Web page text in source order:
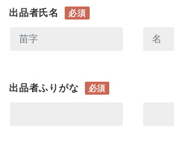
出品者氏名 必須
出品者ふりがな 必須